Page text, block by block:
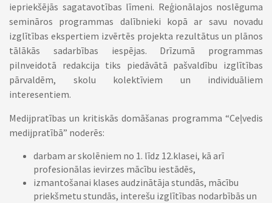
iepriekšējās sagatavotības līmeni. Reģionālajos noslēguma
semināros programmas dalībnieki kopā ar savu novadu
izglītības ekspertiem izvērtēs projekta rezultātus un plānos
tālākās sadarbības iespējas. Drīzumā programmas
pilnveidotā redakcija tiks piedāvātā pašvaldību izglītības
pārvaldēm, skolu kolektīviem un individuāliem
interesentiem.
Medijpratības un kritiskās domāšanas programma “Ceļvedis
medijpratībā” noderēs:
darbam ar skolēniem no 1. līdz 12.klasei, kā arī
profesionālas ievirzes mācību iestādēs,
izmantošanai klases audzinātāja stundās, mācību
priekšmetu stundās, interešu izglītības nodarbībās un